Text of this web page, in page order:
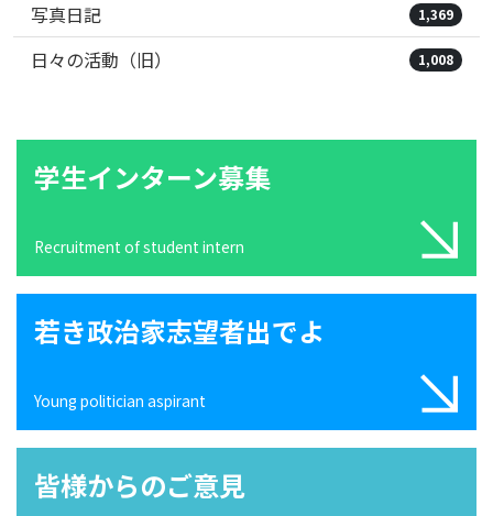
写真日記 1,369
日々の活動（旧） 1,008
学生インターン募集
Recruitment of student intern
若き政治家志望者出でよ
Young politician aspirant
皆様からのご意見